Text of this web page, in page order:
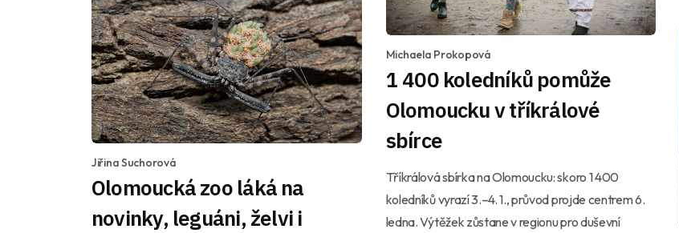
Michaela Prokopová
1 400 koledníků pomůže
Olomoucku v tříkrálové
sbírce
Tříkrálová sbírka na Olomoucku: skoro 1 400
koledníků vyrazí 3.–4. 1., průvod projde centrem 6.
ledna. Výtěžek zůstane v regionu pro duševní
Jiřina Suchorová
Olomoucká zoo láká na
novinky, leguáni, želvi i